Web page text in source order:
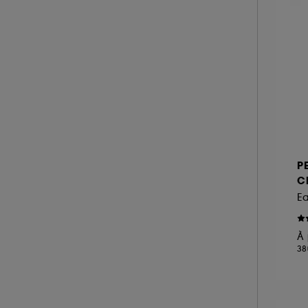
À
A l'exception des cookies techniques, le
le dépôt de ces cookies grâce au bouton
informations de navigation collectées par
de votre activité en ligne ou en magasin.
de retirer votrte consentement. Si vous